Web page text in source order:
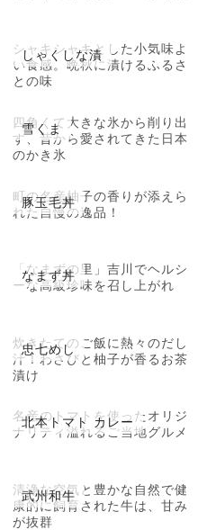
しゃくしな漬
シャキシャキとした小気味よ
い食感。晩秋に漬けるふるさ
との味
雪くま
四角くて大きな氷から削り出
す、昔から愛されてきた日本
のかき氷
豚玉毛丼
町の名産柚子の香りが添えら
れた自慢の逸品！
なまず丼
「なまずの里」吉川でヘルシ
ーな高級珍味を召し上がれ
忠七めし
炊きたてのご飯に熱々のだし
汁！わさびと柚子が香るお茶
漬け
北本トマト カレー
名産のトマトを使ったオリジ
ナリティ溢れるご当地グルメ
武州和牛
清浄な空気と豊かな自然で健
康的に飼育された牛は、甘み
が抜群